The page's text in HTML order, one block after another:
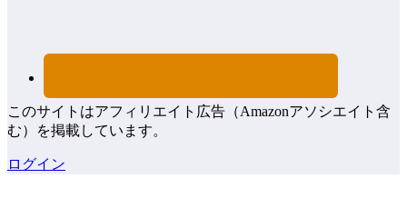
このサイトはアフィリエイト広告（Amazonアソシエイト含
む）を掲載しています。
ログイン